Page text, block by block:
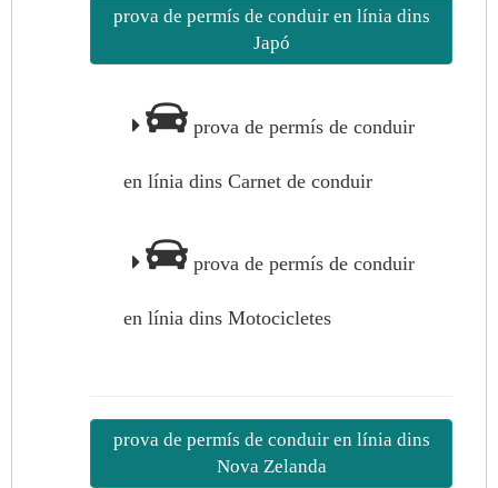
prova de permís de conduir en línia dins
Japó
prova de permís de conduir
en línia dins Carnet de conduir
prova de permís de conduir
en línia dins Motocicletes
prova de permís de conduir en línia dins
Nova Zelanda